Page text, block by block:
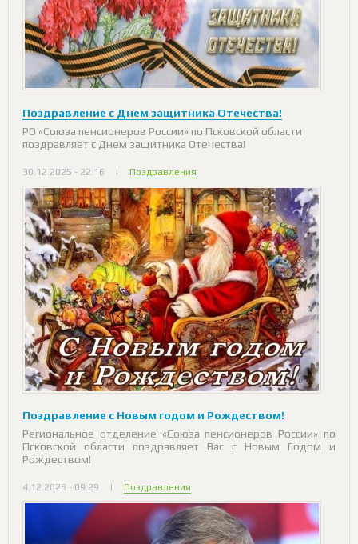
Поздравление с Днем защитника Отечества!
РО «Союза пенсионеров России» по Псковской области
поздравляет с Днем защитника Отечества!
30.12.2025 - 22:16 | Поздравления
Поздравление с Новым годом и Рождеством!
Региональное отделение «Союза пенсионеров России» по
Псковской области поздравляет Вас с Новым Годом и
Рождеством!
4.12.2025 - 09:29 | Поздравления